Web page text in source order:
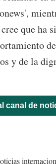
que ha
y de la
canal de